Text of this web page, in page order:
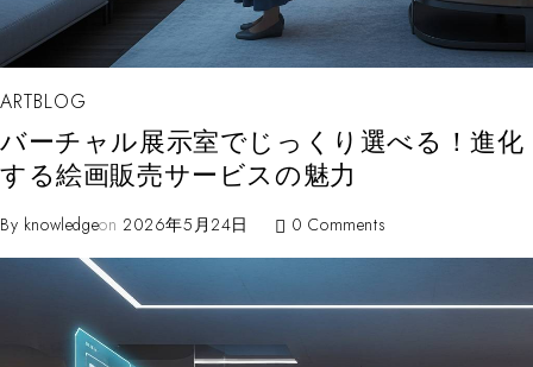
ARTBLOG
バーチャル展示室でじっくり選べる！進化
する絵画販売サービスの魅力
By knowledgeon 2026年5月24日 0 Comments